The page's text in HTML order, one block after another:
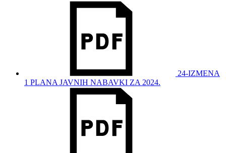
24-IZMENA
1 PLANA JAVNIH NABAVKI ZA 2024.